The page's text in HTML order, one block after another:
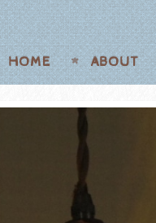
HOME ABOUT